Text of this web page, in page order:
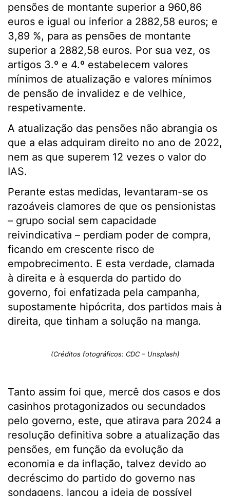
pensões de montante superior a 960,86
euros e igual ou inferior a 2882,58 euros; e
3,89 %, para as pensões de montante
superior a 2882,58 euros. Por sua vez, os
artigos 3.º e 4.º estabelecem valores
mínimos de atualização e valores mínimos
de pensão de invalidez e de velhice,
respetivamente.
A atualização das pensões não abrangia os
que a elas adquiram direito no ano de 2022,
nem as que superem 12 vezes o valor do
IAS.
Perante estas medidas, levantaram-se os
razoáveis clamores de que os pensionistas
– grupo social sem capacidade
reivindicativa – perdiam poder de compra,
ficando em crescente risco de
empobrecimento. E esta verdade, clamada
à direita e à esquerda do partido do
governo, foi enfatizada pela campanha,
supostamente hipócrita, dos partidos mais à
direita, que tinham a solução na manga.
(Créditos fotográficos: CDC – Unsplash)
Tanto assim foi que, mercê dos casos e dos
casinhos protagonizados ou secundados
pelo governo, este, que atirava para 2024 a
resolução definitiva sobre a atualização das
pensões, em função da evolução da
economia e da inflação, talvez devido ao
decréscimo do partido do governo nas
sondagens, lançou a ideia de possível